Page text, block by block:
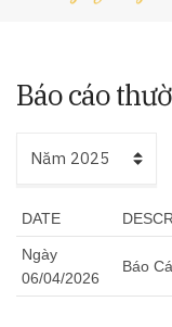
Báo cáo
DATE
Ngày
06/04/2026
Báo